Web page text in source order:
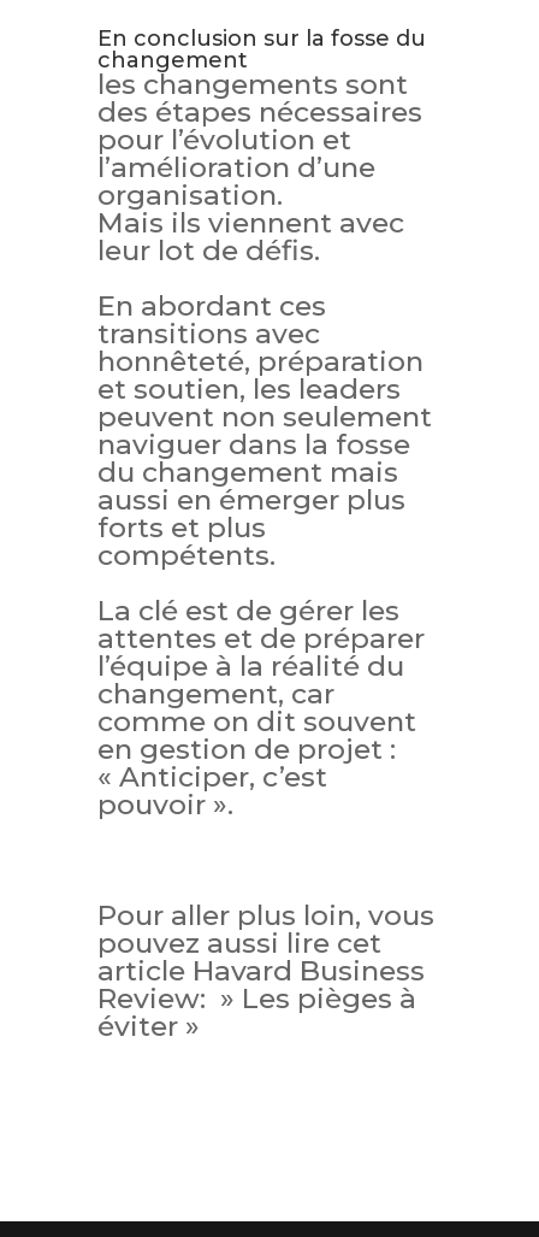
En conclusion sur la fosse du
changement
les changements sont
des étapes nécessaires
pour l’évolution et
l’amélioration d’une
organisation.
Mais ils viennent avec
leur lot de défis.
En abordant ces
transitions avec
honnêteté, préparation
et soutien, les leaders
peuvent non seulement
naviguer dans la fosse
du changement mais
aussi en émerger plus
forts et plus
compétents.
La clé est de gérer les
attentes et de préparer
l’équipe à la réalité du
changement, car
comme on dit souvent
en gestion de projet :
« Anticiper, c’est
pouvoir ».
Pour aller plus loin, vous
pouvez aussi lire cet
article Havard Business
Review: » Les pièges à
éviter »